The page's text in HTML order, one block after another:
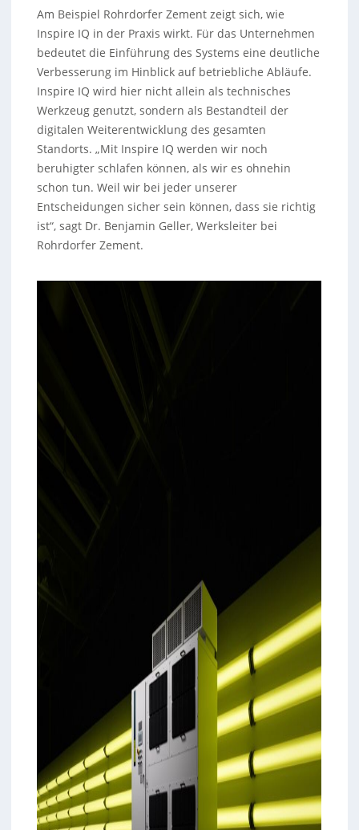
Am Beispiel Rohrdorfer Zement zeigt sich, wie
Inspire IQ in der Praxis wirkt. Für das Unternehmen
bedeutet die Einführung des Systems eine deutliche
Verbesserung im Hinblick auf betriebliche Abläufe.
Inspire IQ wird hier nicht allein als technisches
Werkzeug genutzt, sondern als Bestandteil der
digitalen Weiterentwicklung des gesamten
Standorts. „Mit Inspire IQ werden wir noch
beruhigter schlafen können, als wir es ohnehin
schon tun. Weil wir bei jeder unserer
Entscheidungen sicher sein können, dass sie richtig
ist“, sagt Dr. Benjamin Geller, Werksleiter bei
Rohrdorfer Zement.